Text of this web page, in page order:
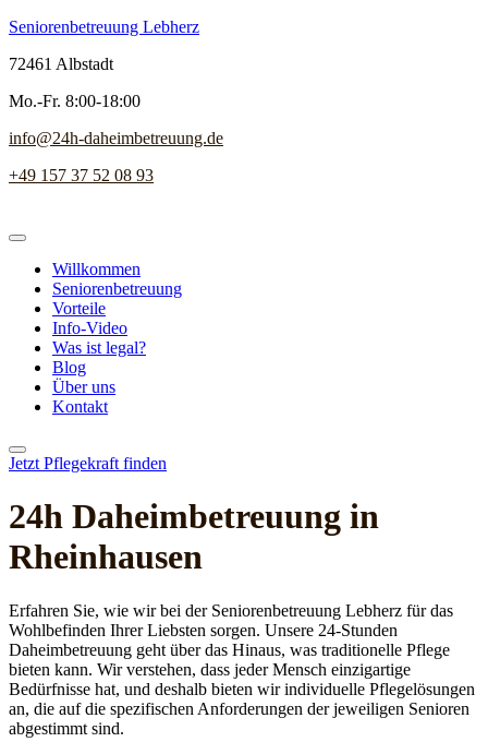
Seniorenbetreuung Lebherz
72461 Albstadt
Mo.-Fr. 8:00-18:00
info@24h-daheimbetreuung.de
+49 157 37 52 08 93
Willkommen
Seniorenbetreuung
Vorteile
Info-Video
Was ist legal?
Blog
Über uns
Kontakt
Jetzt Pflegekraft finden
24h Daheim­betreuung in
Rheinhausen
Erfahren Sie, wie wir bei der Seniorenbetreuung Lebherz für das
Wohlbefinden Ihrer Liebsten sorgen. Unsere 24-Stunden
Daheimbetreuung geht über das Hinaus, was traditionelle Pflege
bieten kann. Wir verstehen, dass jeder Mensch einzigartige
Bedürfnisse hat, und deshalb bieten wir individuelle Pflegelösungen
an, die auf die spezifischen Anforderungen der jeweiligen Senioren
abgestimmt sind.